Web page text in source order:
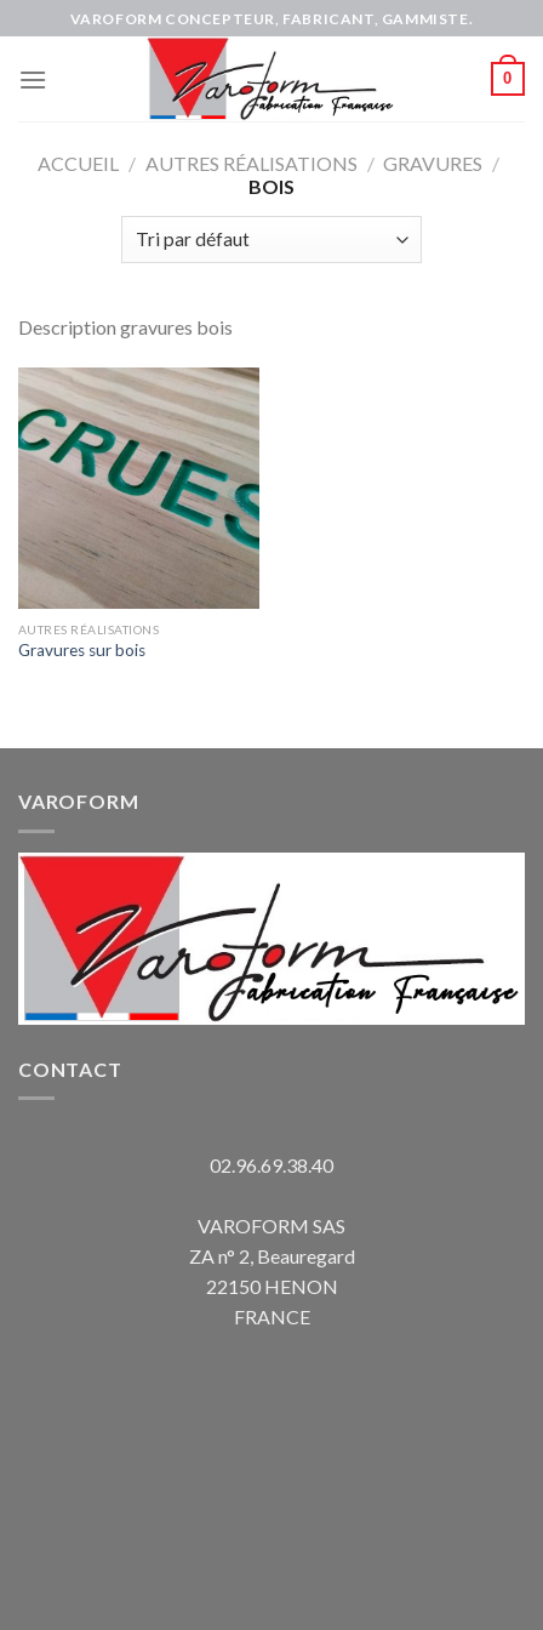
content
VAROFORM CONCEPTEUR, FABRICANT, GAMMISTE.
0
ACCUEIL / AUTRES RÉALISATIONS / GRAVURES /
BOIS
Description gravures bois
AUTRES RÉALISATIONS
Gravures sur bois
VAROFORM
CONTACT
02.96.69.38.40
VAROFORM SAS
ZA n° 2, Beauregard
22150 HENON
FRANCE